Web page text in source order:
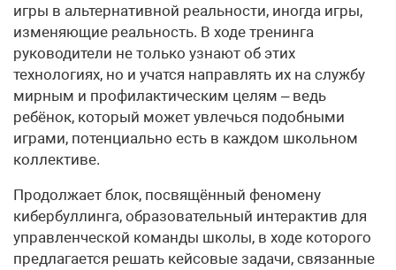
игры в альтернативной реальности, иногда игры,
изменяющие реальность. В ходе тренинга
руководители не только узнают об этих
технологиях, но и учатся направлять их на службу
мирным и профилактическим целям – ведь
ребёнок, который может увлечься подобными
играми, потенциально есть в каждом школьном
коллективе.
Продолжает блок, посвящённый феномену
кибербуллинга, образовательный интерактив для
управленческой команды школы, в ходе которого
предлагается решать кейсовые задачи, связанные